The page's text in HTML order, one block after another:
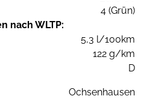
4 (Grün)
nach WLTP:
5,3 l/100km
122 g/km
D
Ochsenhausen